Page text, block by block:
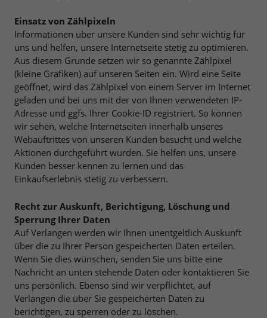
Einsatz von Zählpixeln
Informationen über unsere Kunden sind sehr wichtig für
uns und helfen, unsere Internetseite stetig zu optimieren.
Aus diesem Grunde setzen wir so genannte Zählpixel
(kleine Grafiken) auf unseren Seiten ein. Wird eine Seite
geöffnet, wird das Zählpixel von einem Server im Internet
geladen und bei uns mit der von Ihnen verwendeten IP-
Adresse und ggfs. Ihrer Cookie-ID registriert. So können
wir sehen, welche Internetseiten innerhalb unseres
Webauftrittes von unseren Kunden besucht und welche
Aktionen durchgeführt wurden. Sie helfen uns, unsere
Kunden besser kennen zu lernen und das
Einkaufserlebnis stetig zu verbessern.
Recht zur Auskunft, Berichtigung, Löschung und
Sperrung Ihrer Daten
Auf Verlangen werden wir Ihnen unentgeltlich Auskunft
über die zu Ihrer Person gespeicherten Daten erteilen.
Wenn Sie dies wünschen, senden Sie uns bitte eine
Nachricht an unten stehende Daten oder kontaktieren Sie
uns persönlich. Ebenso sind wir verpflichtet, auf
Verlangen die über Sie gespeicherten Daten zu
berichtigen, zu sperren oder zu löschen.